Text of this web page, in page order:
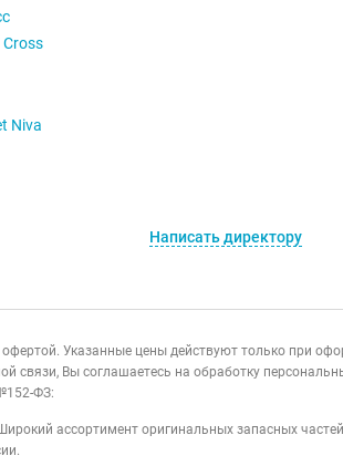
Niva
Написать директору
Указанные цены действуют только при
связи, Вы соглашаетесь на обработку
ФЗ:
ассортимент оригинальных запасных